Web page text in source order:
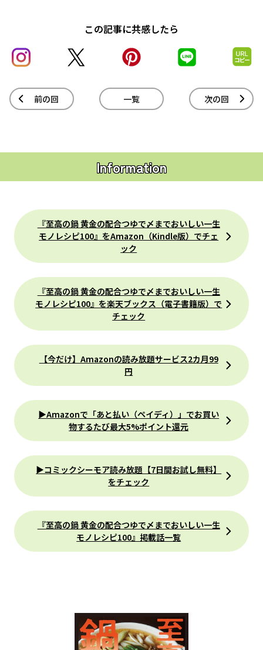
この記事に共感したら
前の回 一覧 次の回
Information
『至高の鍋 黄金の配合つゆで〆までおいしい一生
モノレシピ100』をAmazon（Kindle版）でチェ
ック
『至高の鍋 黄金の配合つゆで〆までおいしい一生
モノレシピ100』を楽天ブックス（電子書籍版）で
チェック
【今だけ】Amazonの読み放題サービス2カ月99
円
▶Amazonで「あと払い（ペイディ）」でお買い
物するたび最大5%ポイント還元
▶コミックシーモア読み放題【7日間お試し無料】
をチェック
『至高の鍋 黄金の配合つゆで〆までおいしい一生
モノレシピ100』掲載話一覧